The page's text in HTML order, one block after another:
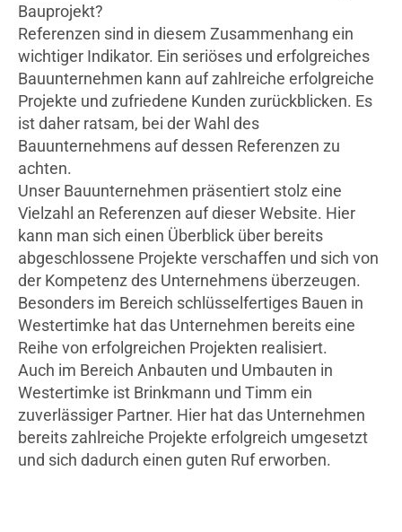
Bauprojekt?
Referenzen sind in diesem Zusammenhang ein
wichtiger Indikator. Ein seriöses und erfolgreiches
Bauunternehmen kann auf zahlreiche erfolgreiche
Projekte und zufriedene Kunden zurückblicken. Es
ist daher ratsam, bei der Wahl des
Bauunternehmens auf dessen Referenzen zu
achten.
Unser Bauunternehmen präsentiert stolz eine
Vielzahl an Referenzen auf dieser Website. Hier
kann man sich einen Überblick über bereits
abgeschlossene Projekte verschaffen und sich von
der Kompetenz des Unternehmens überzeugen.
Besonders im Bereich schlüsselfertiges Bauen in
Westertimke hat das Unternehmen bereits eine
Reihe von erfolgreichen Projekten realisiert.
Auch im Bereich Anbauten und Umbauten in
Westertimke ist Brinkmann und Timm ein
zuverlässiger Partner. Hier hat das Unternehmen
bereits zahlreiche Projekte erfolgreich umgesetzt
und sich dadurch einen guten Ruf erworben.